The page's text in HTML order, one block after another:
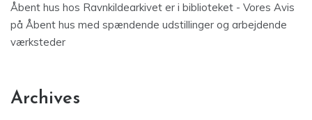
Åbent hus hos Ravnkildearkivet er i biblioteket - Vores Avis
på Åbent hus med spændende udstillinger og arbejdende
værksteder
Archives